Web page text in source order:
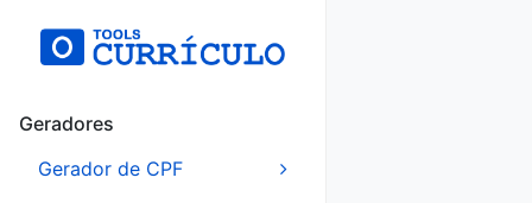
Geradores
Gerador de CPF